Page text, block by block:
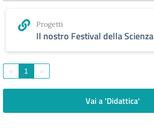
Progetti
Il nostro Festival della Scienza
« 1 »
Vai a 'Didattica'